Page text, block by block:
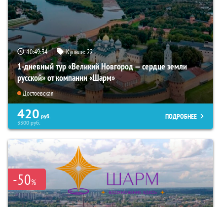
10:49:33 Купили:22
1-дневный тур «Великий Новгород — сердце земли
русской» от компании «Шарм»
Достоевская
420 руб.
3300руб.
ПОДРОБНЕЕ
-50%